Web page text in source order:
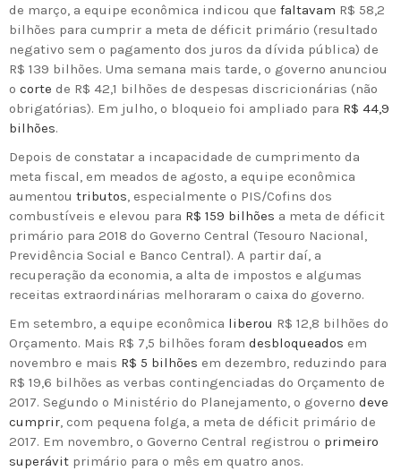
de março, a equipe econômica indicou que faltavam R$ 58,2
bilhões para cumprir a meta de déficit primário (resultado
negativo sem o pagamento dos juros da dívida pública) de
R$ 139 bilhões. Uma semana mais tarde, o governo anunciou
o corte de R$ 42,1 bilhões de despesas discricionárias (não
obrigatórias). Em julho, o bloqueio foi ampliado para R$ 44,9
bilhões.
Depois de constatar a incapacidade de cumprimento da
meta fiscal, em meados de agosto, a equipe econômica
aumentou tributos, especialmente o PIS/Cofins dos
combustíveis e elevou para R$ 159 bilhões a meta de déficit
primário para 2018 do Governo Central (Tesouro Nacional,
Previdência Social e Banco Central). A partir daí, a
recuperação da economia, a alta de impostos e algumas
receitas extraordinárias melhoraram o caixa do governo.
Em setembro, a equipe econômica liberou R$ 12,8 bilhões do
Orçamento. Mais R$ 7,5 bilhões foram desbloqueados em
novembro e mais R$ 5 bilhões em dezembro, reduzindo para
R$ 19,6 bilhões as verbas contingenciadas do Orçamento de
2017. Segundo o Ministério do Planejamento, o governo deve
cumprir, com pequena folga, a meta de déficit primário de
2017. Em novembro, o Governo Central registrou o primeiro
superávit primário para o mês em quatro anos.